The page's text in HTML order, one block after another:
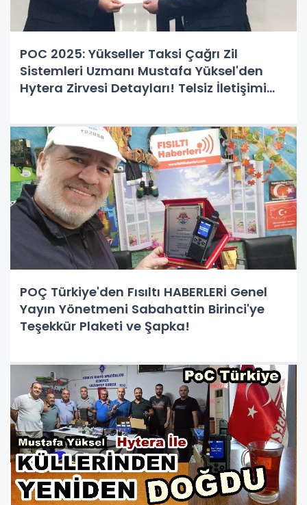
POC 2025: Yükseller Taksi Çağrı Zil
Sistemleri Uzmanı Mustafa Yüksel'den
Hytera Zirvesi Detayları! Telsiz İletişimi
POÇ Türkiye'den Fısıltı HABERLERİ Genel
Yayın Yönetmeni Sabahattin Birinci'ye
Teşekkür Plaketi ve Şapka!